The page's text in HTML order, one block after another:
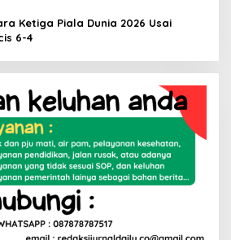
Ketiga Piala Dunia 2026 Usai
6-4